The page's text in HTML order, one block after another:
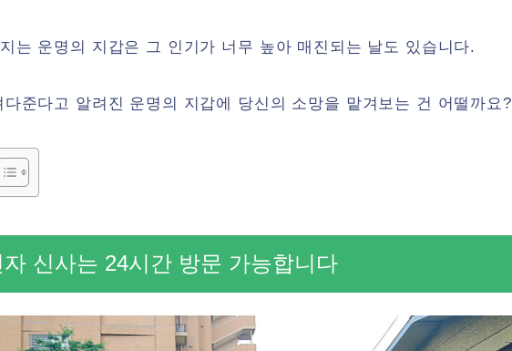
는 운명의 지갑은 그 인기가 너무 높아 매진되는 날도 있습니다.
다준다고 알려진 운명의 지갑에 당신의 소망을 맡겨보는 건 어떨까요?
신사는 24시간 방문 가능합니다